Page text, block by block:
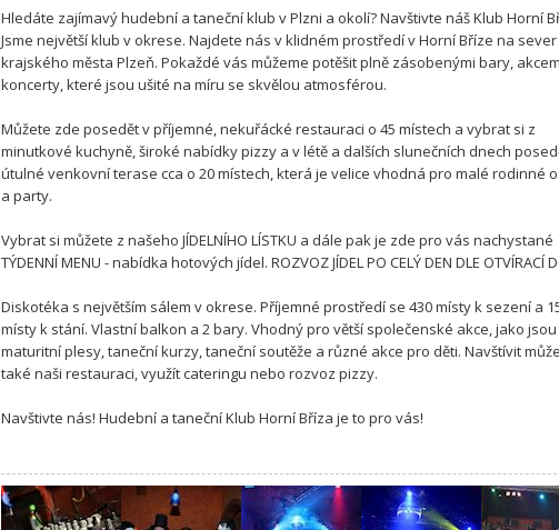
Hledáte zajímavý hudební a taneční klub v Plzni a okolí? Navštivte náš Klub Horní
Jsme největší klub v okrese. Najdete nás v klidném prostředí v Horní Bříze na
krajského města Plzeň. Pokaždé vás můžeme potěšit plně zásobenými bary,
koncerty, které jsou ušité na míru se skvělou atmosférou.
Můžete zde posedět v příjemné, nekuřácké restauraci o 45 místech a vybrat si z
minutkové kuchyně, široké nabídky pizzy a v létě a dalších slunečních dnech
útulné venkovní terase cca o 20 místech, která je velice vhodná pro malé rodinné
a party.
Vybrat si můžete z našeho JÍDELNÍHO LÍSTKU a dále pak je zde pro vás nachystané
TÝDENNÍ MENU - nabídka hotových jídel. ROZVOZ JÍDEL PO CELÝ DEN DLE OTVÍRACÍ
Diskotéka s největším sálem v okrese. Příjemné prostředí se 430 místy k sezení a
místy k stání. Vlastní balkon a 2 bary. Vhodný pro větší společenské akce, jako
maturitní plesy, taneční kurzy, taneční soutěže a různé akce pro děti. Navštívit
také naši restauraci, využít cateringu nebo rozvoz pizzy.
Navštivte nás! Hudební a taneční Klub Horní Bříza je to pro vás!